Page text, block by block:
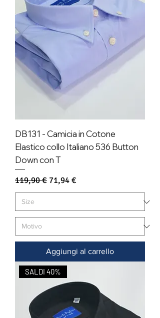
DB131 - Camicia in Cotone
Elastico collo Italiano 536 Button
Down con T
Prezzo regolare
119,90 € Prezzo scontato
71,94 €
Aggiungi al carrello
SALDI 40%